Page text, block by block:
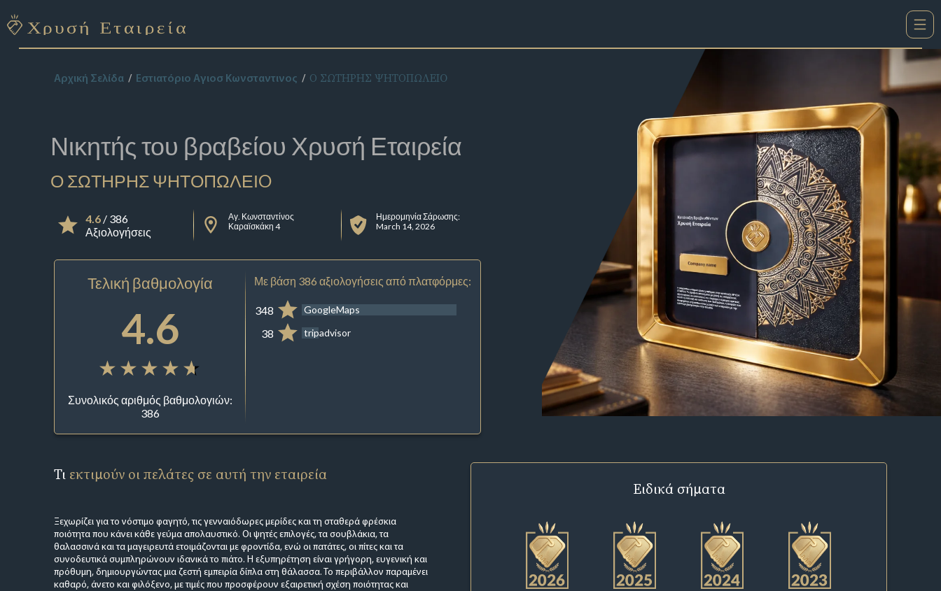
Αρχική Σελίδα Εστιατόριο Αγιοσ Κωνσταντινος Ο ΣΩΤΗΡΗΣ ΨΗΤΟΠΩΛΕΙO
Νικητής του βραβείου Χρυσή Εταιρεία
Ο ΣΩΤΗΡΗΣ ΨΗΤΟΠΩΛΕΙO
4.6/ 386
Αξιολογήσεις
Αγ. Κωνσταντίνος
Καραϊσκάκη 4
Ημερομηνία Σάρωσης:
March 14, 2026
Τελική βαθμολογία
4.6
Συνολικός αριθμός βαθμολογιών:
386
Με βάση 386 αξιολογήσεις από πλατφόρμες:
348 GoogleMaps
38 tripadvisor
Τι εκτιμούν οι πελάτες σε αυτή την εταιρεία
Ξεχωρίζει για το νόστιμο φαγητό, τις γενναιόδωρες μερίδες και τη σταθερά φρέσκια
ποιότητα που κάνει κάθε γεύμα απολαυστικό. Οι ψητές επιλογές, τα σουβλάκια, τα
θαλασσινά και τα μαγειρευτά ετοιμάζονται με φροντίδα, ενώ οι πατάτες, οι πίτες και τα
συνοδευτικά συμπληρώνουν ιδανικά το πιάτο. Η εξυπηρέτηση είναι γρήγορη, ευγενική και
πρόθυμη, δημιουργώντας μια ζεστή εμπειρία δίπλα στη θάλασσα. Το περιβάλλον παραμένει
καθαρό, άνετο και φιλόξενο, με τιμές που προσφέρουν εξαιρετική σχέση ποιότητας και
Ειδικά σήματα